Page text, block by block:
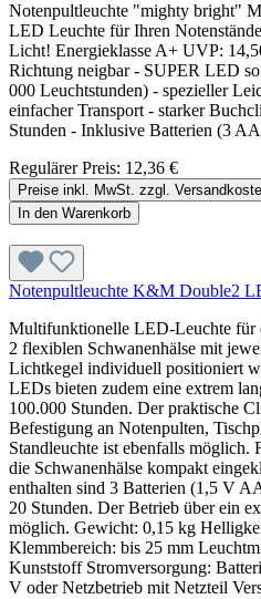
Notenpultleuchte "mighty bright"
LED Leuchte für Ihren
Licht! Energieklasse A+ UVP:
Richtung neigbar - SUPER LED
000 Leuchtstunden) - spezieller
einfacher Transport - starker
Stunden - Inklusive Batterien (3
Regulärer Preis: 12,36 €
Preise inkl. MwSt. zzgl.
In den Warenkorb
Notenpultleuchte K&M Double2
Multifunktionelle LED-Leuchte für
2 flexiblen Schwanenhälse mit
Lichtkegel individuell positioniert
LEDs bieten zudem eine extrem
100.000 Stunden. Der praktische
Befestigung an Notenpulten,
Standleuchte ist ebenfalls möglich.
die Schwanenhälse kompakt
enthalten sind 3 Batterien (1,5 V
20 Stunden. Der Betrieb über ein
möglich. Gewicht: 0,15 kg
Klemmbereich: bis 25 mm
Kunststoff Stromversorgung:
V oder Netzbetrieb mit Netzteil